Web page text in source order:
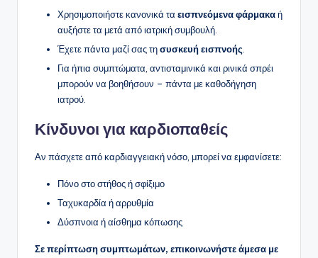
Χρησιμοποιήστε κανονικά τα εισπνεόμενα φάρμακαή
αυξήστε τα μετά από ιατρική συμβουλή.
Έχετε πάντα μαζί σας τησυσκευή εισπνοής
Για ήπια συμπτώματα, αντισταμινικά και ρινικά σπρέι
μπορούν να βοηθήσουν – πάντα με καθοδήγηση
ιατρού.
Κίνδυνοι για καρδιοπαθείς
Αν πάσχετε από καρδιαγγειακή νόσο, μπορεί να εμφανίσετε:
Πόνο στο στήθος ή σφίξιμο
Ταχυκαρδία ή αρρυθμία
Δύσπνοια ή αίσθημα κόπωσης
Σε περίπτωση συμπτωμάτων, επικοινωνήστε άμεσα με